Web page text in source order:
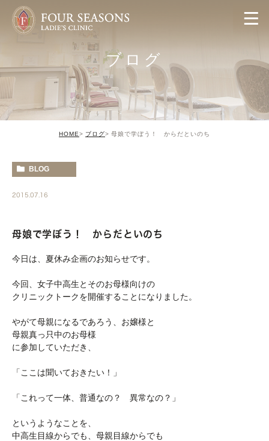
ブログ
HOME ブログ 母娘で学ぼう！ からだといのち
BLOG
2015.07.16
母娘で学ぼう！ からだといのち
今日は、夏休み企画のお知らせです。
今回、女子中高生とそのお母様向けの
クリニックトークを開催することになりました。
やがて母親になるであろう、お嬢様と
母親真っ只中のお母様
に参加していただき、
「ここは聞いておきたい！」
「これって一体、普通なの？ 異常なの？」
というようなことを、
中高生目線からでも、母親目線からでも